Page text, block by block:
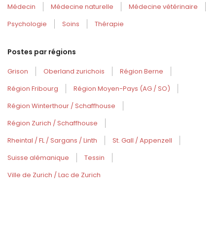
Médecin
Médecine naturelle
Médecine vétérinaire
Psychologie
Soins Thérapie
Postes par régions
Grison Oberland zurichois
Région Berne
Région Fribourg
Région Moyen-Pays (AG / SO)
Région Winterthour / Schaffhouse
Région Zurich / Schaffhouse
Rheintal / FL / Sargans / Linth
St. Gall / Appenzell
Suisse alémanique
Tessin
Ville de Zurich / Lac de Zurich